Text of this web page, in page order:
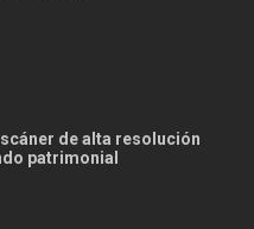
de alta resolución
patrimonial